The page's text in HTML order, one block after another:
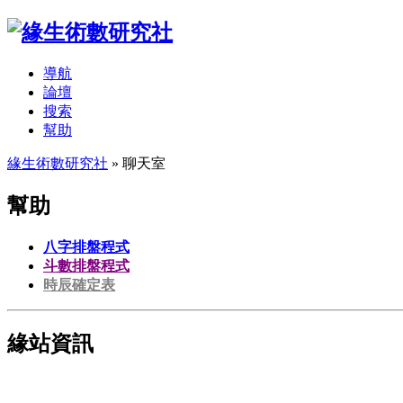
導航
論壇
搜索
幫助
緣生術數研究社 » 聊天室
幫助
八字排盤程式
斗數排盤程式
時辰確定表
緣站資訊